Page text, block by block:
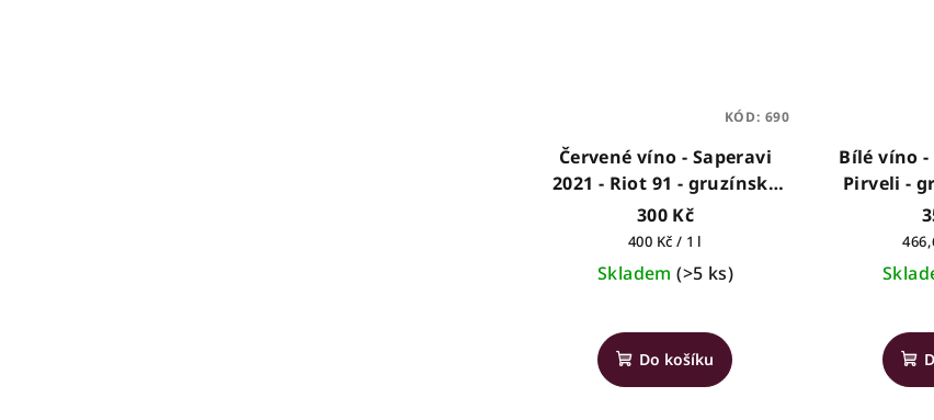
Červené víno - Saperavi
2021 - Riot 91 - gruzínské
víno, 0,75l
300 Kč
Měrná
cena:
400 Kč / 1 l
Skladem(>5 ks)
Do košíku
KÓD: 690
Bílé víno
Pirveli -